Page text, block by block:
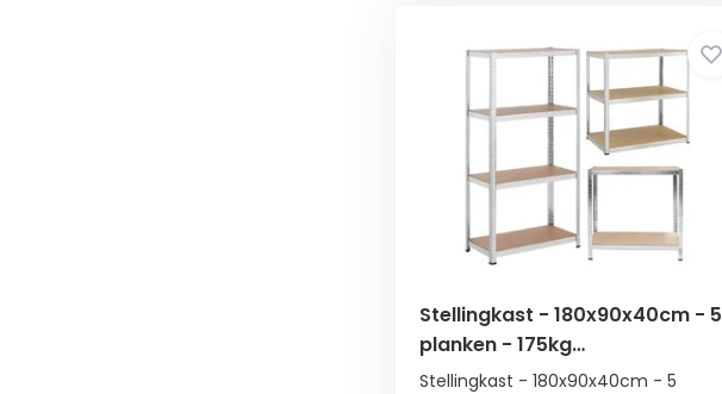
Stellingkast - 180x90x40cm - 5
planken - 175kg
draagvermogen
Stellingkast - 180x90x40cm - 5